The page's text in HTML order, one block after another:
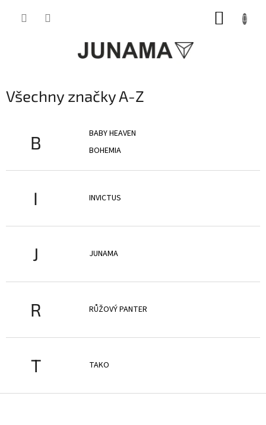
Všechny značky A-Z
B
BABY HEAVEN
BOHEMIA
I INVICTUS
J JUNAMA
R RŮŽOVÝ PANTER
T TAKO